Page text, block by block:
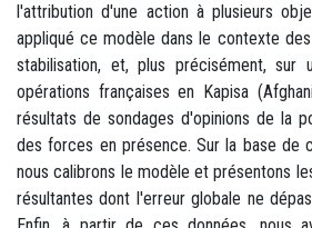
l'attribution d'une action à plusieurs
appliqué ce modèle dans le contexte
stabilisation, et, plus précisément, sur
opérations françaises en Kapisa
résultats de sondages d'opinions de la
des forces en présence. Sur la base de
nous calibrons le modèle et présentons
résultantes dont l'erreur globale ne